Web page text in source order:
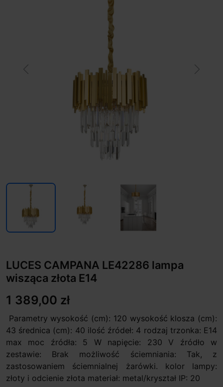
LUCES CAMPANA LE42286 lampa
wisząca złota E14
1 389,00 zł
Parametry wysokość (cm): 120 wysokość klosza (cm):
43 średnica (cm): 40 ilość źródeł: 4 rodzaj trzonka: E14
max moc źródła: 5 W napięcie: 230 V źródło w
zestawie: Brak możliwość ściemniania: Tak, z
zastosowaniem ściemnialnej żarówki. kolor lampy:
złoty i odcienie złota materiał: metal/kryształ IP: 20